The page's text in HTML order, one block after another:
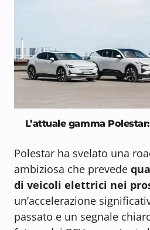
L’attuale gamma
Polestar ha svelato una
ambiziosa che prevede
di veicoli elettrici nei
un’accelerazione
passato e un segnale